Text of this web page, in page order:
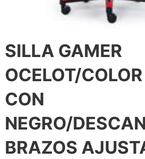
SILLA GAMER
OCELOT/
CON
NEGRO/
BRAZOS